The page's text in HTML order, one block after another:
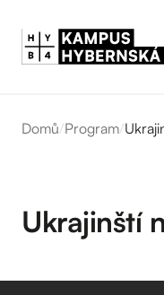
Domů/Program/
Ukrajinští